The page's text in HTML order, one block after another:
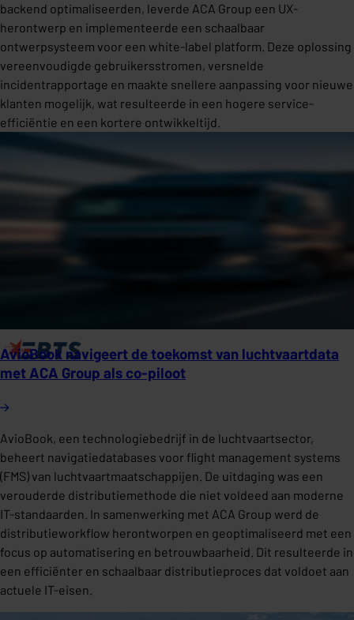
backend optimaliseerden, leverde ACA Group een UX-
herontwerp en implementeerde een schaalbaar
ontwerpsysteem voor een white-label platform. Deze oplossing
vereenvoudigde gebruikersstromen, versnelde
incidentrapportage en maakte snellere aanpassing voor nieuwe
klanten mogelijk, wat resulteerde in een hogere service-
efficiëntie en een kortere ontwikkeltijd.
AvioBook navigeert de toekomst van luchtvaartdata
met ACA Group als co-piloot
AvioBook, een technologiebedrijf in de luchtvaartsector,
beheert navigatiedatabases voor flight management systems
(FMS) van luchtvaartmaatschappijen. De uitdaging was een
verouderde distributiemethode die niet voldeed aan moderne
IT-standaarden. In samenwerking met ACA Group werd de
distributieworkflow herontworpen en geoptimaliseerd met een
focus op automatisering en betrouwbaarheid. Dit resulteerde in
een efficiënter en schaalbaar distributieproces dat voldoet aan
actuele IT-eisen.